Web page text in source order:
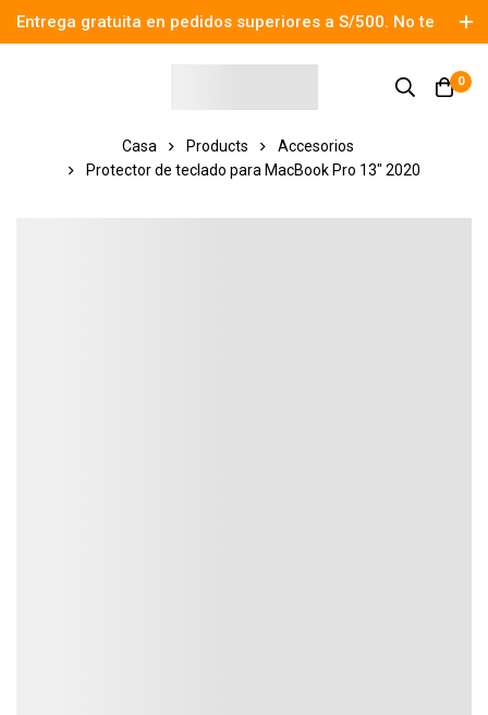
Entrega gratuita en pedidos superiores a S/500. No te
pierdas el descuento.
0
Casa Products
Accesorios
Protector de teclado para MacBook Pro 13″ 2020